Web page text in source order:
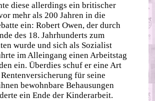
diese allerdings ein britischer
mehr als 200 Jahren in die
ein: Robert Owen, der durch
des 18. Jahrhunderts zum
wurde und sich als Sozialist
im Alleingang einen Arbeitstag
ein. Überdies schuf er eine Art
für seine
bewohnbare Behausungen
ein Ende der Kinderarbeit.